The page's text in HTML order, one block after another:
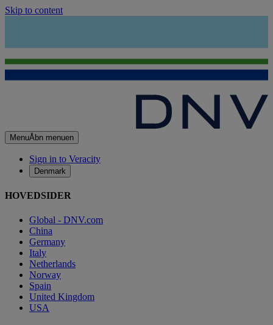
Skip to content
MenuÅbn menuen
Sign in to Veracity
Denmark
HOVEDSIDER
Global - DNV.com
China
Germany
Italy
Netherlands
Norway
Spain
United Kingdom
USA